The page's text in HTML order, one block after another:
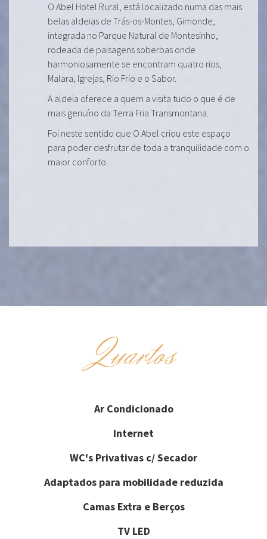
O Abel Hotel Rural, está localizado numa das mais
belas aldeias de Trás-os-Montes, Gimonde,
integrada no Parque Natural de Montesinho,
rodeada de paisagens soberbas onde
harmoniosamente se encontram quatro rios,
Malara, Igrejas, Rio Frio e o Sabor.
A aldeia oferece a quem a visita tudo o que é de
mais genuíno da Terra Fria Transmontana.
Foi neste sentido que O Abel criou este espaço
para poder desfrutar de toda a tranquilidade com o
maior conforto.
Quartos
Ar Condicionado
Internet
WC's Privativas c/ Secador
Adaptados para mobilidade reduzida
Camas Extra e Berços
TV LED